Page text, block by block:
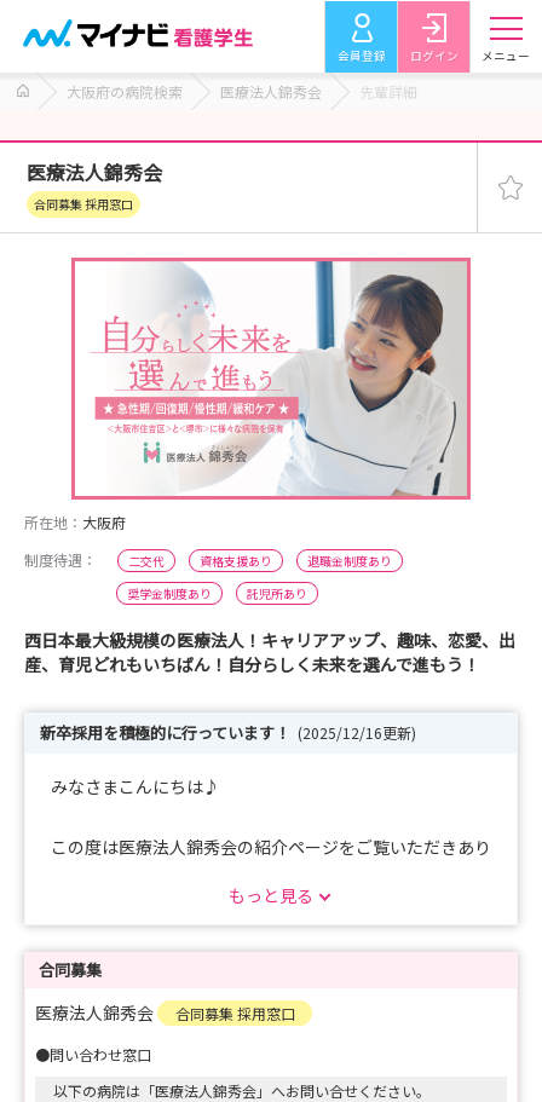
会員登録 ログイン メニュー
大阪府の病院検索 医療法人錦秀会 先輩詳細
医療法人錦秀会
合同募集 採用窓口
所在地： 大阪府
制度待遇：
二交代 資格支援あり
退職金制度あり
奨学金制度あり
託児所あり
西日本最大級規模の医療法人！キャリアアップ、趣味、恋愛、出
産、育児どれもいちばん！自分らしく未来を選んで進もう！
新卒採用を積極的に行っています！ (2025/12/16更新)
みなさまこんにちは♪
この度は医療法人錦秀会の紹介ページをご覧いただきあり
病院の採用サイトはこちらになります。
ぜひ覗いてみてください！
https://saiyou.kinshukai.or.jp/
もっと見る
合同募集
医療法人錦秀会
合同募集 採用窓口
●問い合わせ窓口
以下の病院は「医療法人錦秀会」へお問い合せください。